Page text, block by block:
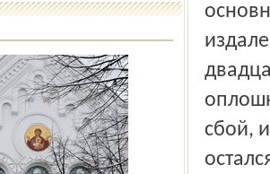
сбой,